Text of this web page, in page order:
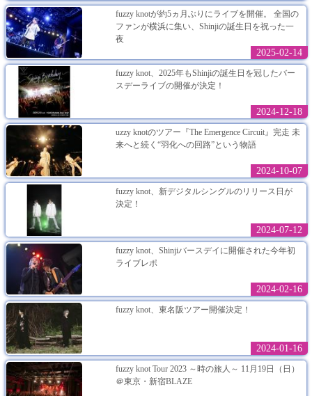
fuzzy knotが約5ヵ月ぶりにライブを開催。 全国の
ファンが横浜に集い、Shinjiの誕生日を祝った一
夜
2025-02-14
fuzzy knot、2025年もShinjiの誕生日を冠したバー
スデーライブの開催が決定！
2024-12-18
uzzy knotのツアー『The Emergence Circuit』完走 未
来へと続く“羽化への回路”という物語
2024-10-07
fuzzy knot、新デジタルシングルのリリース日が
決定！
2024-07-12
fuzzy knot、Shinjiバースデイに開催された今年初
ライブレポ
2024-02-16
fuzzy knot、東名阪ツアー開催決定！
2024-01-16
fuzzy knot Tour 2023 ～時の旅人～ 11月19日（日）
＠東京・新宿BLAZE